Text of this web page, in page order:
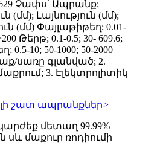
Չափս՝ Ապրանք;
(մմ); Լայնություն (մմ);
(մմ) Փայլաթիթեղ; 0.01-
Թերթ; 0.1-0.5; 30- 609.6;
0.5-10; 50-1000; 50-2000
սառը գլանված; 2.
3. Էլեկտրոլիտիկ
շատ ապրանքներ>